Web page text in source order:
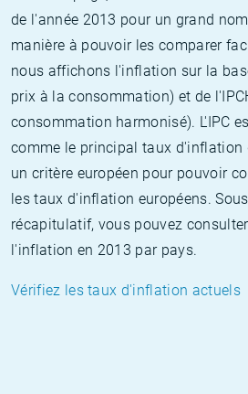
de l'année 2013 pour un grand
manière à pouvoir les comparer
nous affichons l'inflation sur la
prix à la consommation) et de
consommation harmonisé). L'IPC
comme le principal taux d'inflation
un critère européen pour pouvoir
les taux d'inflation européens.
récapitulatif, vous pouvez
l'inflation en 2013 par pays.
Vérifiez les taux d'inflation actuels